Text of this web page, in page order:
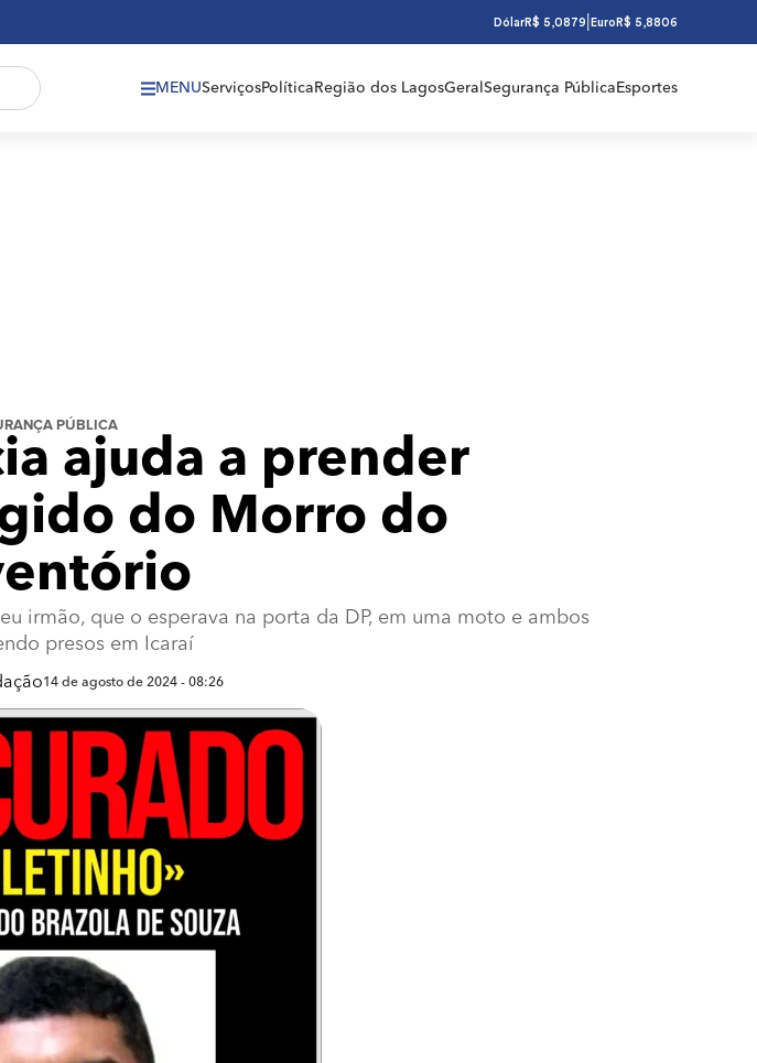
DólarR$ 5,0879 Euro R$ 5,8806
MENUServiçosPolítica Região dos LagosGeral Segurança Pública Esportes
PÚBLICA
ajuda a prender
do Morro do
irmão, que o esperava na porta da DP, em uma moto e ambos
presos em Icaraí
14 de agosto de 2024 - 08:26